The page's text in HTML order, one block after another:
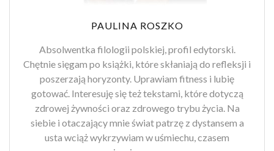
PAULINA ROSZKO
Absolwentka filologii polskiej, profil edytorski.
Chętnie sięgam po książki, które skłaniają do refleksji i
poszerzają horyzonty. Uprawiam fitness i lubię
gotować. Interesuję się też tekstami, które dotyczą
zdrowej żywności oraz zdrowego trybu życia. Na
siebie i otaczający mnie świat patrzę z dystansem a
usta wciąż wykrzywiam w uśmiechu, czasem